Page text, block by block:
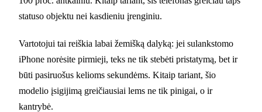
statuso objektu nei kasdieniu įrenginiu.
Vartotojui tai reiškia labai žemišką dalyką: jei sulankstomo
iPhone norėsite pirmieji, teks ne tik stebėti pristatymą, bet ir
būti pasiruošus kelioms sekundėms. Kitaip tariant, šio
modelio įsigijimą greičiausiai lems ne tik pinigai, o ir
kantrybė.